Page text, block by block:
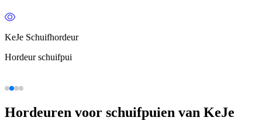
KeJe Schuifhordeur
Hordeur schuifpui
Hordeuren voor schuifpuien van KeJe